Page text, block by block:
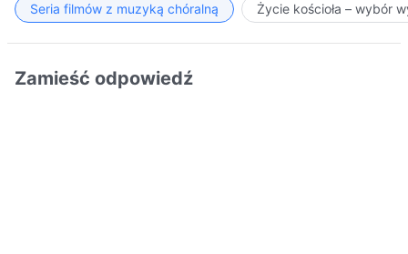
Seria filmów z muzyką chóralną Życie kościoła – wybór
Zamieść odpowiedź